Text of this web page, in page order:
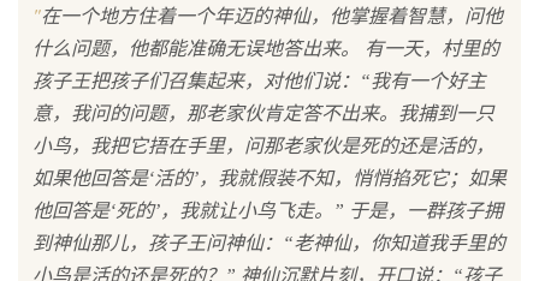
"在一个地方住着一个年迈的神仙，他掌握着智慧，问他
什么问题，他都能准确无误地答出来。 有一天，村里的
孩子王把孩子们召集起来，对他们说：“我有一个好主
意，我问的问题，那老家伙肯定答不出来。我捕到一只
小鸟，我把它捂在手里，问那老家伙是死的还是活的，
如果他回答是‘活的’，我就假装不知，悄悄掐死它；如果
他回答是‘死的’，我就让小鸟飞走。” 于是，一群孩子拥
到神仙那儿，孩子王问神仙：“老神仙，你知道我手里的
小鸟是活的还是死的？” 神仙沉默片刻，开口说：“孩子